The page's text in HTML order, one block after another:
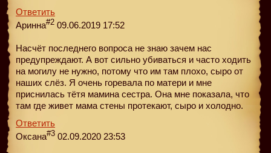
Ответить
Аринна#2 09.06.2019 17:52
Насчёт последнего вопроса не знаю зачем нас
предупреждают. А вот сильно убиваться и часто ходить
на могилу не нужно, потому что им там плохо, сыро от
наших слёз. Я очень горевала по матери и мне
приснилась тётя мамина сестра. Она мне показала, что
там где живет мама стены протекают, сыро и холодно.
Ответить
Оксана#3 02.09.2020 23:53